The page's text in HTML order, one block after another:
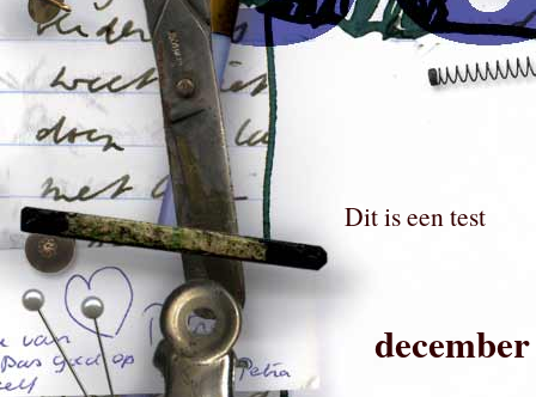
Dit is een test